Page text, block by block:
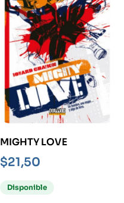
MIGHTY LOVE
$21,50
Disponible